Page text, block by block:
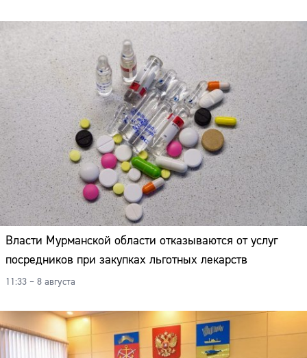
Власти Мурманской области отказываются от услуг
посредников при закупках льготных лекарств
11:33 – 8 августа